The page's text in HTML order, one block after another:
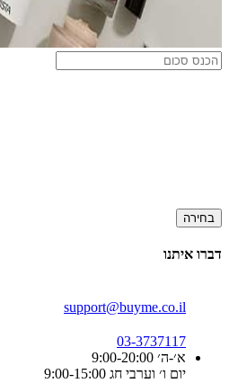
בחירה
דברו איתנו
support@buyme.co.il
03-3737117
א׳-ה׳ 9:00-20:00
יום ו׳ וערבי חג 9:00-15:00